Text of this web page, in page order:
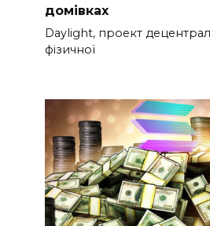
домівках
Daylight, проект
фізичної